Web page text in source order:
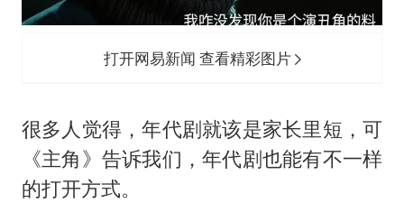
打开网易新闻 查看精彩图片
很多人觉得，年代剧就该是家长里短，可
《主角》告诉我们，年代剧也能有不一样
的打开方式。